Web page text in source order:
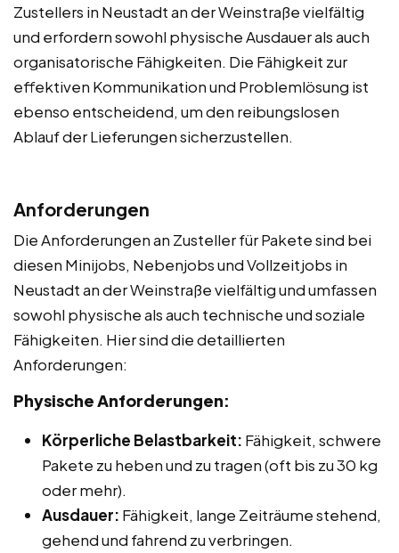
Zustellers in Neustadt an der Weinstraße vielfältig
und erfordern sowohl physische Ausdauer als auch
organisatorische Fähigkeiten. Die Fähigkeit zur
effektiven Kommunikation und Problemlösung ist
ebenso entscheidend, um den reibungslosen
Ablauf der Lieferungen sicherzustellen.
Anforderungen
Die Anforderungen an Zusteller für Pakete sind bei
diesen Minijobs, Nebenjobs und Vollzeitjobs in
Neustadt an der Weinstraße vielfältig und umfassen
sowohl physische als auch technische und soziale
Fähigkeiten. Hier sind die detaillierten
Anforderungen:
Physische Anforderungen:
Körperliche Belastbarkeit: Fähigkeit, schwere
Pakete zu heben und zu tragen (oft bis zu 30 kg
oder mehr).
Ausdauer: Fähigkeit, lange Zeiträume stehend,
gehend und fahrend zu verbringen.